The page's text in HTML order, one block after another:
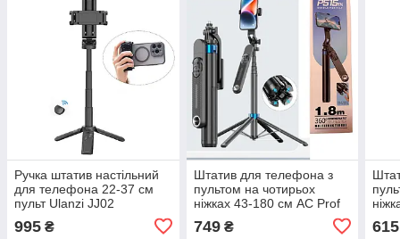
Ручка штатив настільний
для телефона 22-37 см
пульт Ulanzi JJ02
995 ₴
Штатив для телефона з
пультом на чотирьох
ніжках 43-180 см AC Prof
749₴ 615